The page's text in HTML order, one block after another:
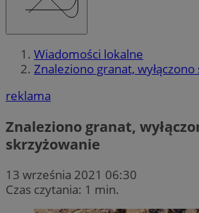
Wiadomości lokalne
Znaleziono granat,
reklama
Znaleziono granat,
skrzyżowanie
13 września 2021 06:30
Czas czytania: 1 min.